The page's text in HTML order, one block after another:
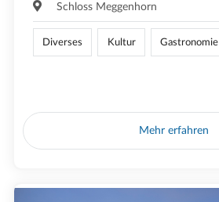
Schloss Meggenhorn
Diverses Kultur Gastronomie
Mehr erfahren